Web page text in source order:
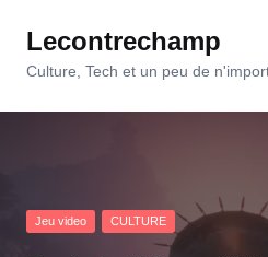
SkipLecontrechamp
Culture, Tech et un peu de
Posted
Jeu video CULTURE